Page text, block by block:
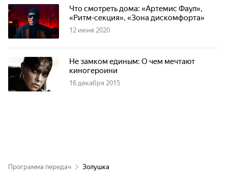
Что смотреть дома: «Артемис Фаул»,
«Ритм-секция», «Зона дискомфорта»
12 июня 2020
Не замком единым: О чем мечтают
киногероини
16 декабря 2015
Программа передач Золушка